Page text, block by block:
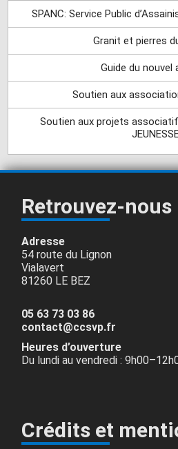
SPANC: Service Public
Granit et pierres
Guide du nouvel
Soutien aux
Soutien aux projets
Retrouvez-nous
Adresse
54 route du Lignon
Vialavert
81260 LE BEZ
05 63 73 03 86
contact@ccsvp.fr
Heures d’ouverture
Du lundi au vendredi :
Crédits et